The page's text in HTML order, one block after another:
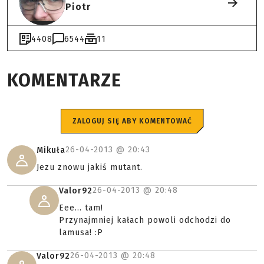
Piotr
4408 6544 11
KOMENTARZE
ZALOGUJ SIĘ ABY KOMENTOWAĆ
Mikuła26-04-2013 @ 20:43
Jezu znowu jakiś mutant.
Valor9226-04-2013 @ 20:48
Eee... tam!
Przynajmniej kałach powoli odchodzi do
lamusa! :P
Valor9226-04-2013 @ 20:48